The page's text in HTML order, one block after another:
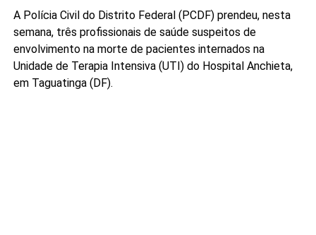
A Polícia Civil do Distrito Federal (PCDF) prendeu, nesta
semana, três profissionais de saúde suspeitos de
envolvimento na morte de pacientes internados na
Unidade de Terapia Intensiva (UTI) do Hospital Anchieta,
em Taguatinga (DF).